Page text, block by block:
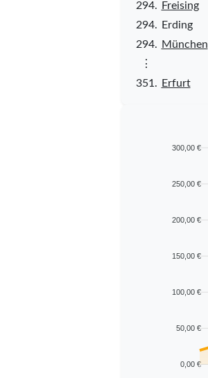
294.
Freising
294.
Erding
294. München
⋮
351.
Erfurt
300,00 €
250,00 €
200,00 €
150,00 €
100,00 €
50,00 €
0,00 €